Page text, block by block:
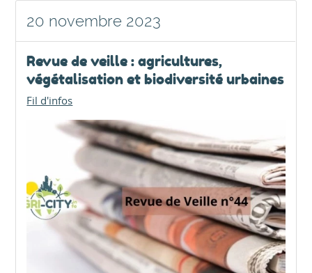
20 novembre 2023
Revue de veille : agricultures,
végétalisation et biodiversité urbaines
Fil d'infos